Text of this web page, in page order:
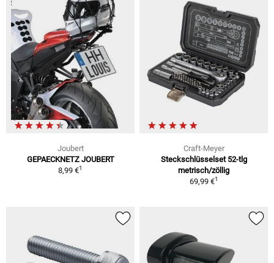
Joubert
GEPAECKNETZ JOUBERT
8,99 €1
Craft-Meyer
Steckschlüsselset 52-tlg
metrisch/zöllig
69,99 €1